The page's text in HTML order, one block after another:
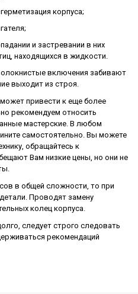
корпуса;
и застревании в них
находящихся в жидкости.
включения забивают
выходит из строя.
привести к еще более
рекомендуем относить
мастерские. В любом
самостоятельно. Вы можете
обращайтесь к
Вам низкие цены, но они не
в общей сложности, то при
Проводят замену
колец корпуса.
следует строго следовать
рекомендаций